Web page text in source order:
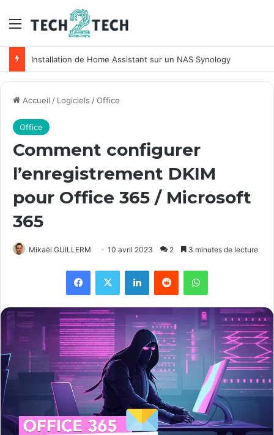
Menu
Accueil / Logiciels /Office
Office
Comment configurer
l’enregistrement DKIM
pour Office 365 / Microsoft
365
Mikaël GUILLERM 10 avril 2023 2 3 minutes de lecture
Facebook
X LinkedinReddit WhatsApp